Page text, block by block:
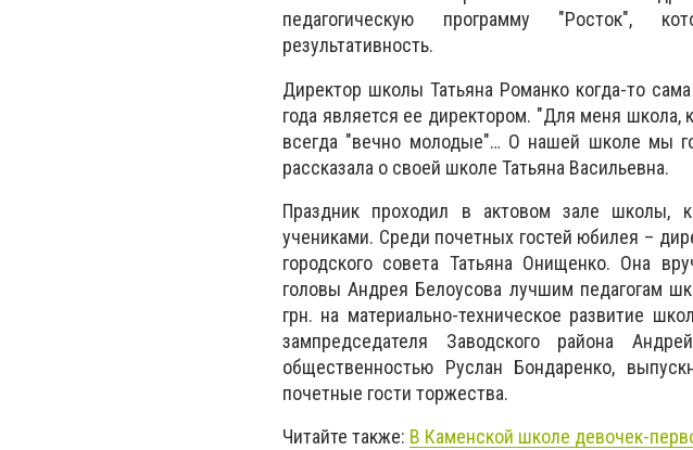
педагогическую программу "Росток",
результативность.
Директор школы Татьяна Романко когда-то
года является ее директором. "Для меня
всегда "вечно молодые"… О нашей школе мы
рассказала о своей школе Татьяна Васильевна.
Праздник проходил в актовом зале школы,
учениками. Среди почетных гостей юбилея –
городского совета Татьяна Онищенко. Она
головы Андрея Белоусова лучшим педагогам
грн. на материально-техническое развитие
зампредседателя Заводского района
общественностью Руслан Бондаренко,
почетные гости торжества.
Читайте также: В Каменской школе девочек-